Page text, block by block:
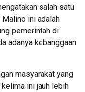
salah satu
ini adalah
pemerintah di
adanya kebanggaan
masyarakat yang
ini jauh lebih